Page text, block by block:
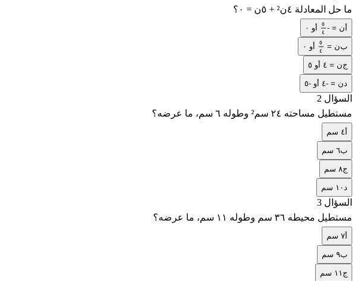
ما حل المعادلة ٤ن² + ٥ن = ٠؟
أن = - ٥
٤٥
٤
أو ٠
بن = ٥
٤٥
٤
أو ٠
جن = ٤ أو ٥
دن = -٤ أو -٥
السؤال 2
مستطيل مساحته ٢٤ سم² وطوله ٦ سم، ما عرضه؟
أ٤ سم
ب٦ سم
ج٨ سم
د١٠ سم
السؤال 3
مستطيل محيطه ٣٦ سم وطوله ١١ سم، ما عرضه؟
أ٧ سم
ب٩ سم
ج ١١ سم